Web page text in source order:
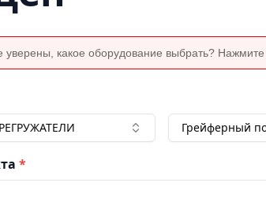
какое оборудование выбрать? Нажмите
Грейферный
*